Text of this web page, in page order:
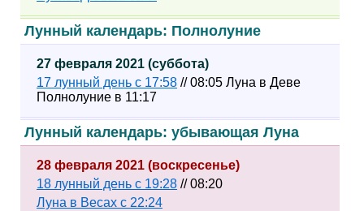
Лунный календарь: Полнолуние
27 февраля 2021 (суббота)
17 лунный день с 17:58 // 08:05 Луна в Деве
Полнолуние в 11:17
Лунный календарь: убывающая Луна
28 февраля 2021 (воскресенье)
18 лунный день с 19:28 // 08:20
Луна в Весах с 22:24